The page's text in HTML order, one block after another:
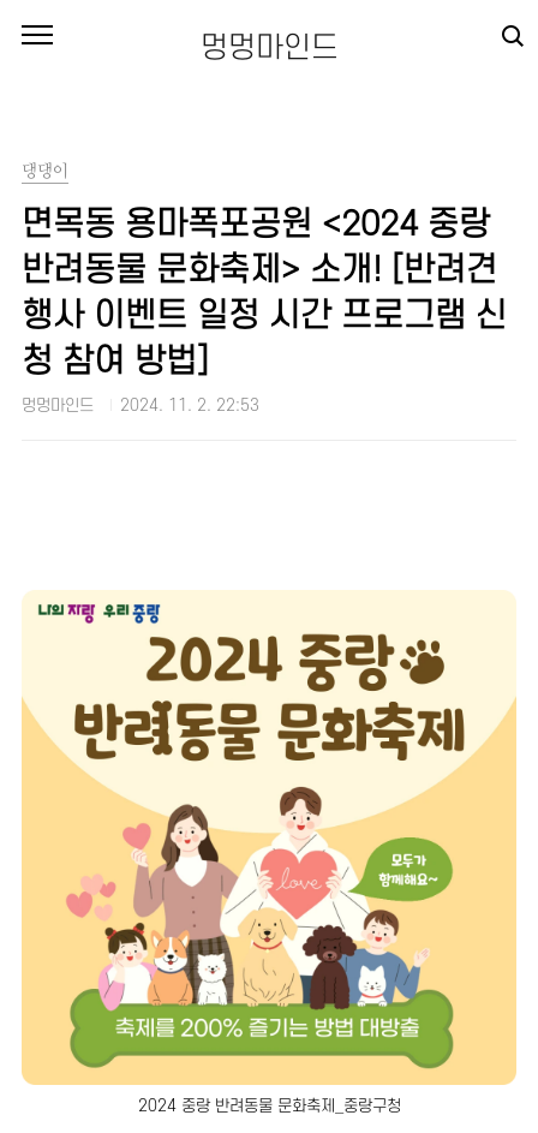
멍멍마인드
댕댕이
면목동 용마폭포공원 <2024 중랑
반려동물 문화축제> 소개! [반려견
행사 이벤트 일정 시간 프로그램 신
청 참여 방법]
멍멍마인드 2024. 11. 2. 22:53
2024 중랑 반려동물 문화축제_중랑구청